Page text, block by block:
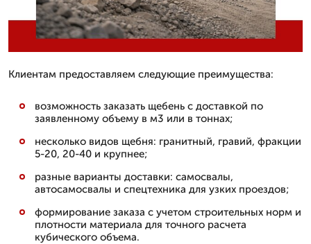
Клиентам предоставляем следующие преимущества:
возможность заказать щебень с доставкой по
заявленному объему в м3 или в тоннах;
несколько видов щебня: гранитный, гравий, фракции
5-20, 20-40 и крупнее;
разные варианты доставки: самосвалы,
автосамосвалы и спецтехника для узких проездов;
формирование заказа с учетом строительных норм и
плотности материала для точного расчета
кубического объема.